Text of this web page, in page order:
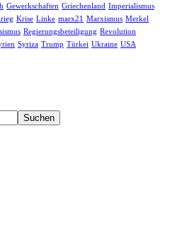
Gewerkschaften Griechenland Imperialismus
Krise Linke marx21 Marxismus Merkel
Regierungsbeteiligung Revolution
Syriza Trump Türkei Ukraine USA
Suchen